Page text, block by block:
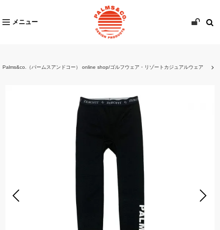
メニュー
Palms&co.（パームスアンドコー） online shop/ゴルフウェア・リゾートカジュアルウェア